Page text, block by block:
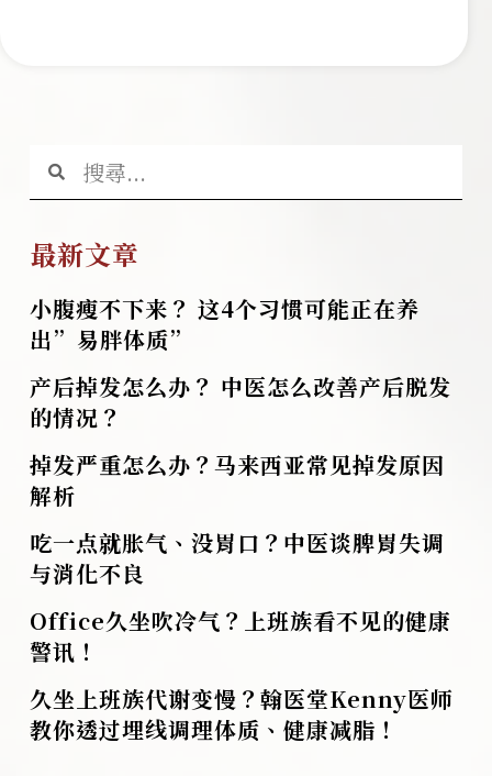
最新文章
小腹瘦不下来？ 这4个习惯可能正在养
出”易胖体质”
产后掉发怎么办？ 中医怎么改善产后脱发
的情况？
掉发严重怎么办？马来西亚常见掉发原因
解析
吃一点就胀气、没胃口？中医谈脾胃失调
与消化不良
Office久坐吹冷气？上班族看不见的健康
警讯！
久坐上班族代谢变慢？翰医堂Kenny医师
教你透过埋线调理体质、健康减脂！